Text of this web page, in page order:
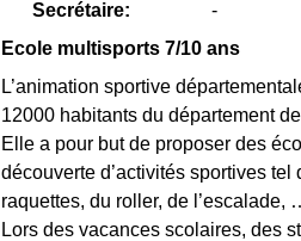
Secrétaire:
-
Ecole multisports 7/10 ans
L’animation sportive
12000 habitants du département
Elle a pour but de proposer des
découverte d’activités sportives
raquettes, du roller, de l’escalade,
Lors des vacances scolaires, des